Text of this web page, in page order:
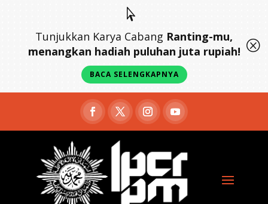

Tunjukkan Karya Cabang Ranting-mu,
menangkan hadiah puluhan juta rupiah!
BACA SELENGKAPNYA
Q